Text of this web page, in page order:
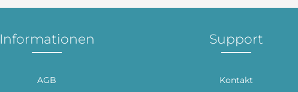
Support
Kontakt
Informationen
AGB